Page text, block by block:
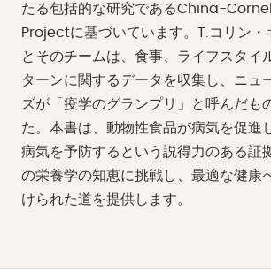
たる包括的な研究であるChina-
Projectに基づいています。T.コリン・
とそのチームは、食事、ライフスタイ
ターンに関するデータを収集し、ニュ
ズが「疫学のグランプリ」と呼んだも
た。本書は、動物性食品が病気を促進
病気を予防するという説得力のある証
の栄養学の知恵に挑戦し、最適な健康
けられた道を提供します。